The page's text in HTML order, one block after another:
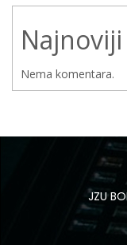
Nema komentara.
JZU